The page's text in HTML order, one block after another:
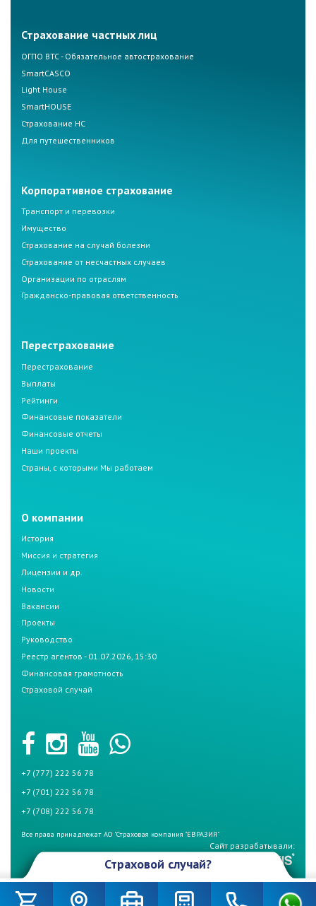
Страхование частных лиц
ОГПО ВТС - Обязательное автострахование
SmartCASCO
Light House
SmartHOUSE
Страхование НС
Для путешественников
Корпоративное страхование
Транспорт и перевозки
Имущество
Страхование на случай болезни
Страхование от несчастных случаев
Организации по отраслям
Гражданско-правовая ответственность
Перестрахование
Перестрахование
Выплаты
Рейтинги
Финансовые показатели
Финансовые отчеты
Наши проекты
Страны, с которыми Мы работаем
О компании
История
Миссия и стратегия
Лицензии и др.
Новости
Вакансии
Проекты
Руководство
Реестр агентов - 01.07.2026, 15:30
Финансовая грамотность
Страховой случай
+7 (777) 222 56 78
+7 (701) 222 56 78
+7 (708) 222 56 78
Все права принадлежат АО "Страховая компания "ЕВРАЗИЯ"
Сайт разрабатывали:
Страховой случай?
беспокойтесь, если у Вас страховой полис СК «Евразия». Для начала